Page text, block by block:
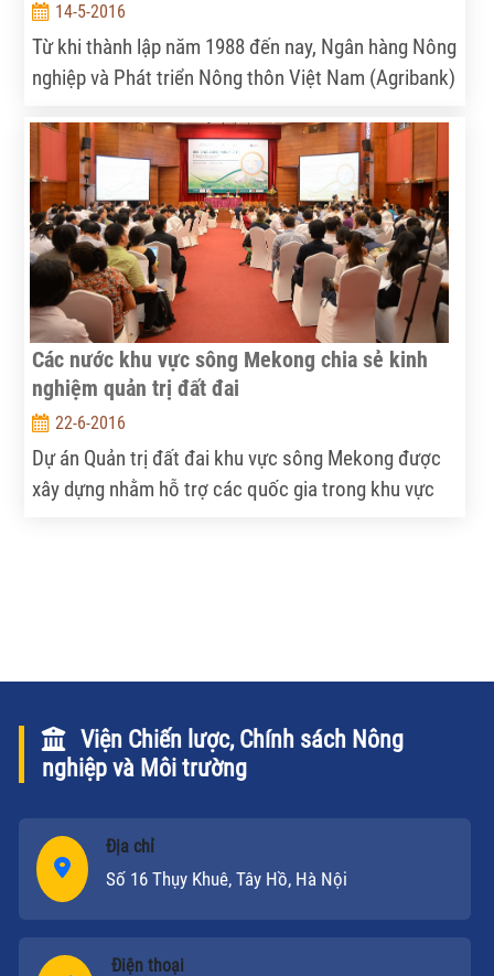
14-5-2016
Từ khi thành lập năm 1988 đến nay, Ngân hàng Nông
nghiệp và Phát triển Nông thôn Việt Nam (Agribank)
nông thôn, có nhiều đóng góp tích cực đối với thành
tựu đổi mới kinh tế đất nước, khẳng định vai trò dẫn
đầu trong hệ thống các tổ chức tín dụng tại Việt
Nam trên mọi phương diện.
Các nước khu vực sông Mekong chia sẻ kinh
nghiệm quản trị đất đai
22-6-2016
Dự án Quản trị đất đai khu vực sông Mekong được
xây dựng nhằm hỗ trợ các quốc gia trong khu vực
Viện Chiến lược, Chính sách Nông
nghiệp và Môi trường
Địa chỉ
Số 16 Thụy Khuê, Tây Hồ, Hà Nội
Điện thoại